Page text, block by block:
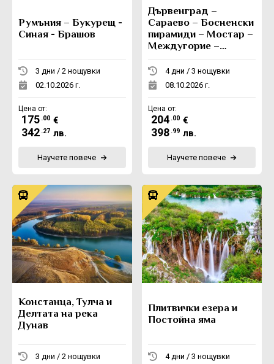
Румъния – Букурещ -
Синая - Брашов
3 дни / 2 нощувки
02.10.2026 г.
Цена от:
175 .00 €
342 .27 лв.
Научете повече
Дървенград –
Сараево – Босненски
пирамиди – Мостар –
Междугорие –
Каменград4 дни / 3 нощувки
08.10.2026 г.
Цена от:
204 .00 €
398 .99 лв.
Научете повече
Констанца, Тулча и
Делтата на река
Дунав
3 дни / 2 нощувки
Плитвички езера и
Постойна яма
4 дни / 3 нощувки